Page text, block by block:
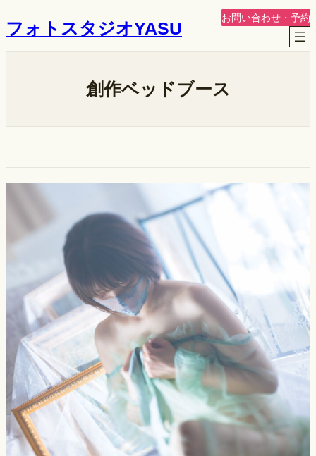
容
フォトスタジオYASU
お問い合わせ・予約
創作ベッドブース